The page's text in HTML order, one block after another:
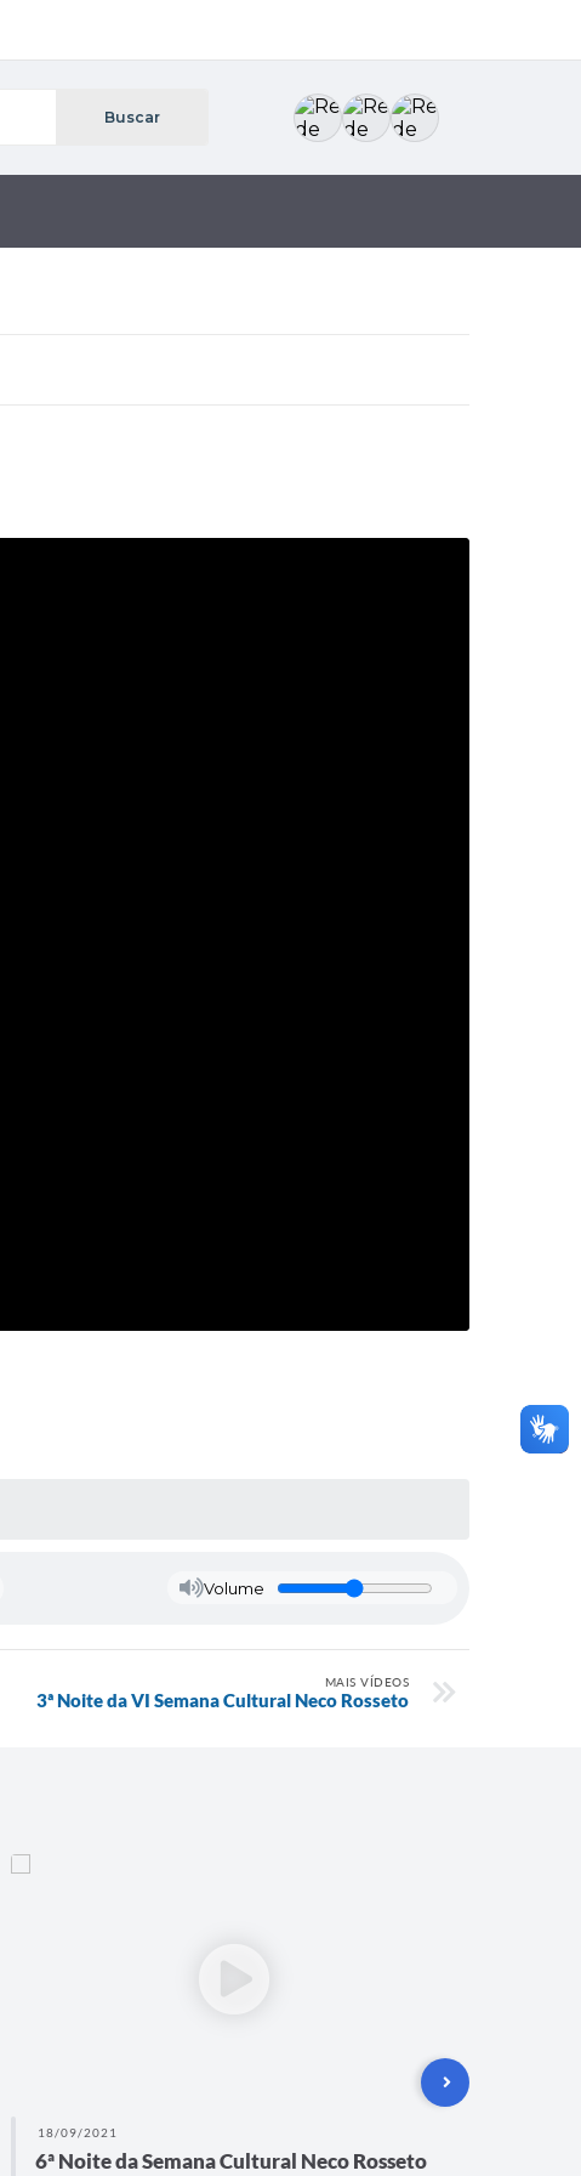
Volume
MAIS VÍDEOS
3ª Noite da VI Semana Cultural Neco Rosseto
18/09/2021
6ª Noite da Semana Cultural Neco Rosseto